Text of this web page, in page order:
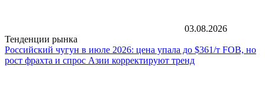
03.08.2026
Тенденции рынка
Российский чугун в июле 2026: цена упала до $361/т FOB, но
рост фрахта и спрос Азии корректируют тренд